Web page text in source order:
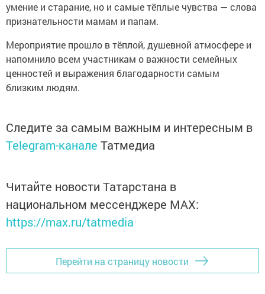
умение и старание, но и самые тёплые чувства — слова
признательности мамам и папам.
Мероприятие прошло в тёплой, душевной атмосфере и
напомнило всем участникам о важности семейных
ценностей и выражения благодарности самым
близким людям.
Следите за самым важным и интересным в
Telegram-канале Татмедиа
Читайте новости Татарстана в
национальном мессенджере MАХ:
https://max.ru/tatmedia
Перейти на страницу новости